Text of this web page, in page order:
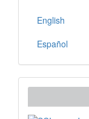
English
Español